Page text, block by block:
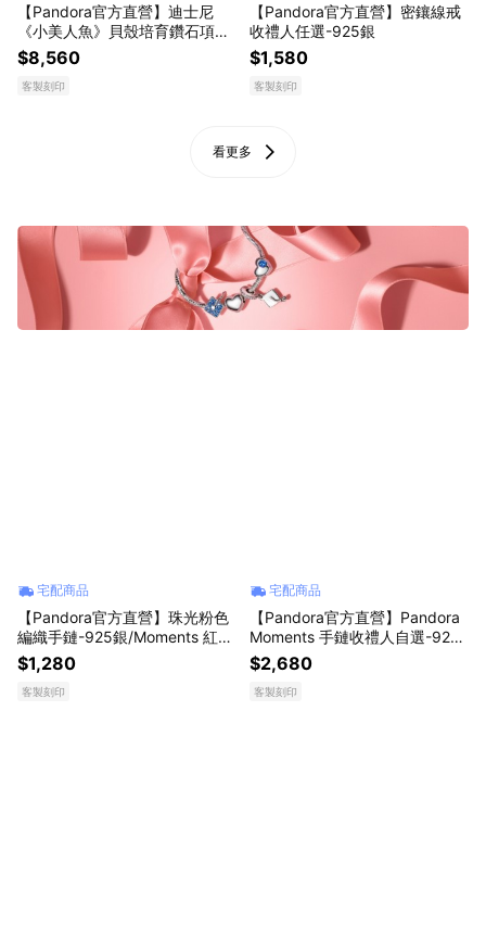
【Pandora官方直營】迪士尼
《小美人魚》貝殼培育鑽石項鏈
珠寶盒組
$8,560
客製刻印
【Pandora官方直營】密鑲線戒
收禮人任選-925銀
$1,580
客製刻印
看更多
宅配商品
【Pandora官方直營】珠光粉色
編織手鏈-925銀/Moments 紅色
皮革手鏈
$1,280
客製刻印
宅配商品
【Pandora官方直營】Pandora
Moments 手鏈收禮人自選-925
銀
$2,680
客製刻印